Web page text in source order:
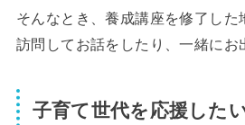
そんなとき、養成講座を修了し
訪問してお話をしたり、一緒にお
子育て世代を応援した